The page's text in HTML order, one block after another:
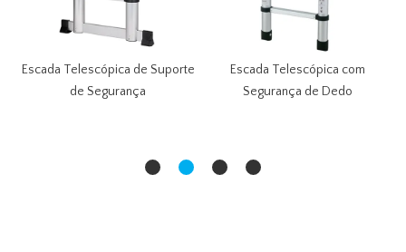
Escada Telescópica de Suporte
de Segurança
Escada Telescópica com
Segurança de Dedo